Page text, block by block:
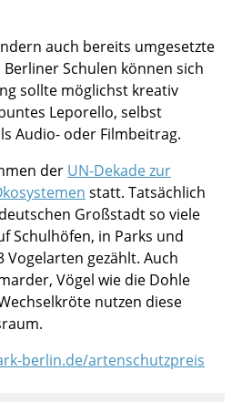
auch bereits umgesetzte
Schulen können sich
sollte möglichst kreativ
Leporello, selbst
Audio- oder Filmbeitrag.
der UN-Dekade zur
statt. Tatsächlich
Großstadt so viele
Schulhöfen, in Parks und
gezählt. Auch
Vögel wie die Dohle
nutzen diese
berlin.de/artenschutzpreis